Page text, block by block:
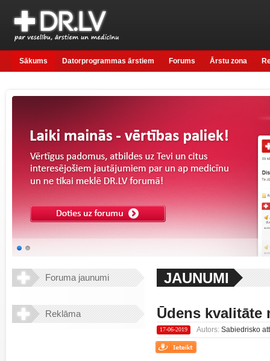
Sākums Datorprogrammas ārstiem Forums Ārstu zona
Foruma jaunumi
Reklāma
JAUNUMI
Ūdens kvalitāte
17-06-2019 Autors: Sabiedrisko